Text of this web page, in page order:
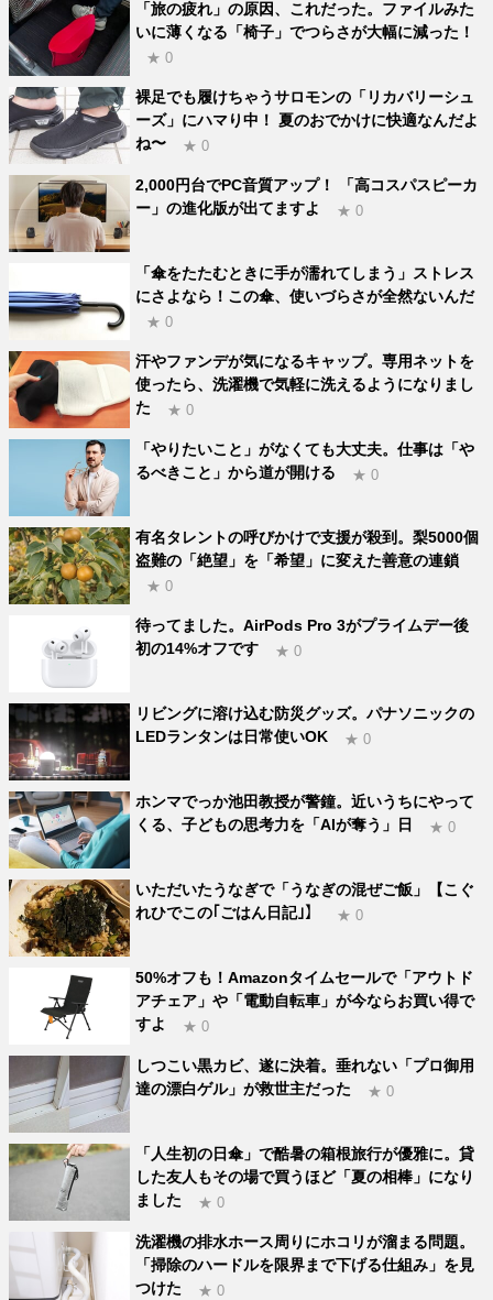
「旅の疲れ」の原因、これだった。ファイルみた
いに薄くなる「椅子」でつらさが大幅に減った！
★ 0
裸足でも履けちゃうサロモンの「リカバリーシュ
ーズ」にハマり中！ 夏のおでかけに快適なんだよ
ね〜
★ 0
2,000円台でPC音質アップ！ 「高コスパスピーカ
ー」の進化版が出てますよ
★ 0
「傘をたたむときに手が濡れてしまう」ストレス
にさよなら！この傘、使いづらさが全然ないんだ
★ 0
汗やファンデが気になるキャップ。専用ネットを
使ったら、洗濯機で気軽に洗えるようになりまし
た
★ 0
「やりたいこと」がなくても大丈夫。仕事は「や
るべきこと」から道が開ける
★ 0
有名タレントの呼びかけで支援が殺到。梨5000個
盗難の「絶望」を「希望」に変えた善意の連鎖
★ 0
待ってました。AirPods Pro 3がプライムデー後
初の14%オフです
★ 0
リビングに溶け込む防災グッズ。パナソニックの
LEDランタンは日常使いOK
★ 0
ホンマでっか池田教授が警鐘。近いうちにやって
くる、子どもの思考力を「AIが奪う」日
★ 0
いただいたうなぎで「うなぎの混ぜご飯」【こぐ
れひでこの｢ごはん日記｣】
★ 0
50%オフも！Amazonタイムセールで「アウトド
アチェア」や「電動自転車」が今ならお買い得で
すよ
★ 0
しつこい黒カビ、遂に決着。垂れない「プロ御用
達の漂白ゲル」が救世主だった
★ 0
「人生初の日傘」で酷暑の箱根旅行が優雅に。貸
した友人もその場で買うほど「夏の相棒」になり
ました
★ 0
洗濯機の排水ホース周りにホコリが溜まる問題。
「掃除のハードルを限界まで下げる仕組み」を見
つけた
★ 0